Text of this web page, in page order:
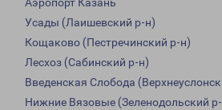
Аэропорт Казань
Усады (Лаишевский р-н)
Кощаково (Пестречинский р-н)
Лесхоз (Сабинский р-н)
Введенская Слобода
Нижние Вязовые (Зеленодольский